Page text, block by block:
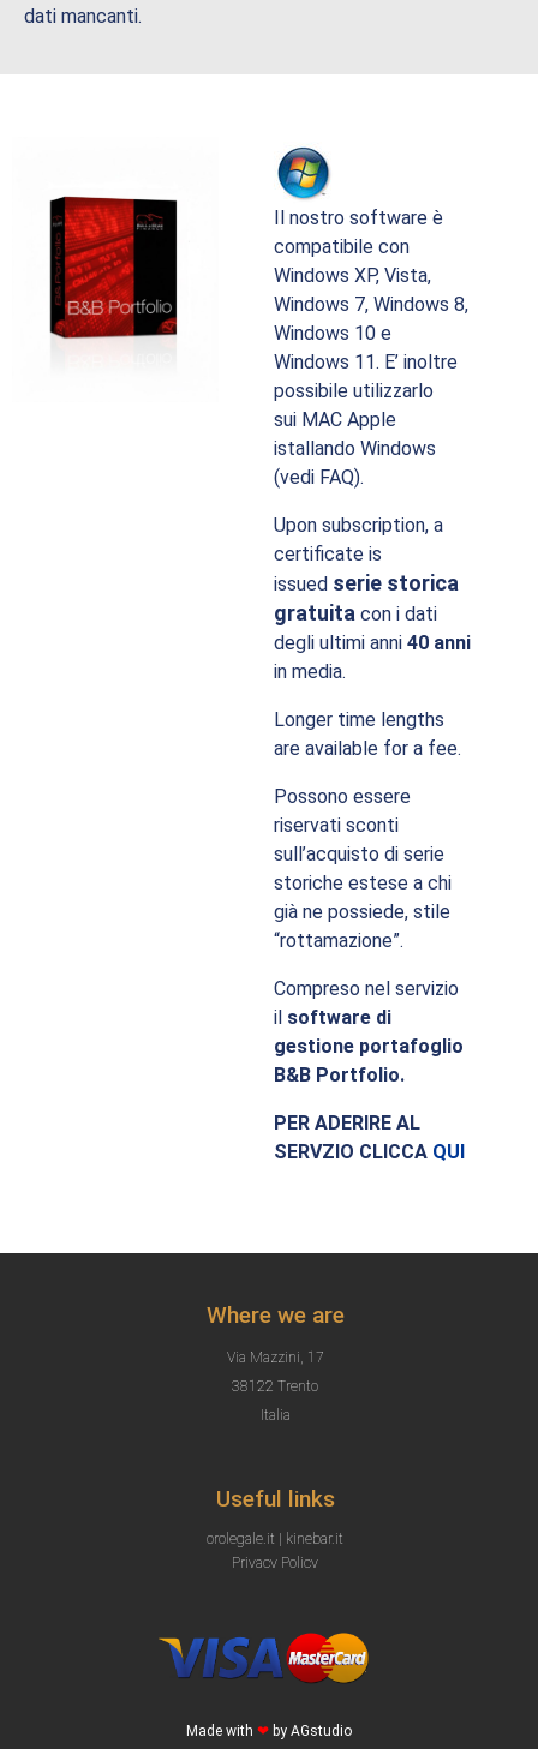
dati mancanti.
Il nostro software è
compatibile con
Windows XP, Vista,
Windows 7, Windows 8,
Windows 10 e
Windows 11. E’ inoltre
possibile utilizzarlo
sui MAC Apple
istallando Windows
(vedi FAQ).
Upon subscription, a
certificate is
issued serie storica
gratuita con i dati
degli ultimi anni40 anni
in media.
Longer time lengths
are available for a fee.
Possono essere
riservati sconti
sull’acquisto di serie
storiche estese a chi
già ne possiede, stile
“rottamazione”.
Compreso nel servizio
il software di
gestione portafoglio
B&B Portfolio.
PER ADERIRE AL
SERVZIO CLICCA QUI
Where we are
Via Mazzini, 17
38122 Trento
Italia
Useful links
orolegale.it | kinebar.it
Privacy Policy
Made with ❤ by AGstudio